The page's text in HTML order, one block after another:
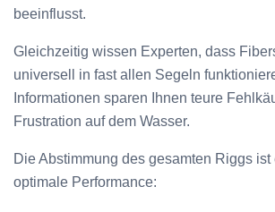
beeinflusst.
Gleichzeitig wissen Experten, dass
universell in fast allen Segeln
Informationen sparen Ihnen teure
Frustration auf dem Wasser.
Die Abstimmung des gesamten Riggs
optimale Performance: